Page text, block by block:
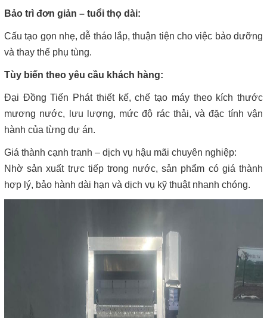
Bảo trì đơn giản – tuổi thọ dài:
Cấu tạo gọn nhẹ, dễ tháo lắp, thuận tiện cho việc bảo dưỡng
và thay thế phụ tùng.
Tùy biến theo yêu cầu khách hàng:
Đại Đồng Tiến Phát thiết kế, chế tạo máy theo kích thước
mương nước, lưu lượng, mức độ rác thải, và đặc tính vận
hành của từng dự án.
Giá thành cạnh tranh – dịch vụ hậu mãi chuyên nghiệp:
Nhờ sản xuất trực tiếp trong nước, sản phẩm có giá thành
hợp lý, bảo hành dài hạn và dịch vụ kỹ thuật nhanh chóng.